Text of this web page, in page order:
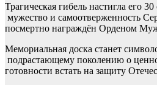
Трагическая гибель настигла его
мужество и самоотверженность
посмертно награждён Орденом
Мемориальная доска станет
подрастающему поколению о
готовности встать на защиту